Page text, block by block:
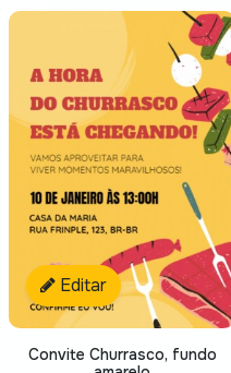
Editar
Convite Churrasco, fundo